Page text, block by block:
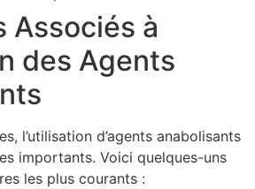
Associés à
des Agents
l’utilisation d’agents anabolisants
importants. Voici quelques-uns
les plus courants :